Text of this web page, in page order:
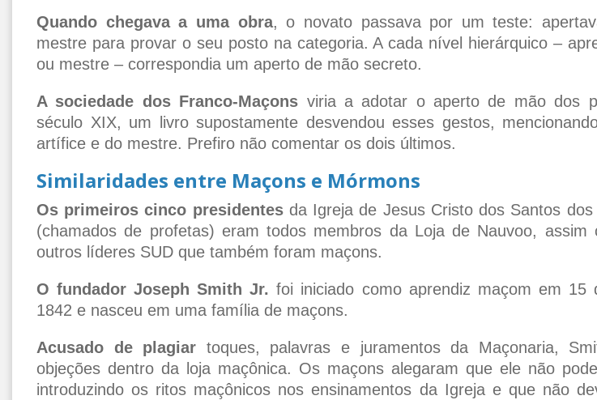
Quando chegava a uma obra, o novato passava por um teste:
mestre para provar o seu posto na categoria. A cada nível hierárquico –
ou mestre – correspondia um aperto de mão secreto.
A sociedade dos Franco-Maçons viria a adotar o aperto de mão dos
século XIX, um livro supostamente desvendou esses gestos,
artífice e do mestre. Prefiro não comentar os dois últimos.
Similaridades entre Maçons e Mórmons
Os primeiros cinco presidentesda Igreja de Jesus Cristo dos Santos dos
(chamados de profetas) eram todos membros da Loja de Nauvoo, assim
outros líderes SUD que também foram maçons.
O fundador Joseph Smith Jr. foi iniciado como aprendiz maçom em 15
1842 e nasceu em uma família de maçons.
Acusado de plagiar toques, palavras e juramentos da Maçonaria,
objeções dentro da loja maçônica. Os maçons alegaram que ele não
introduzindo os ritos maçônicos nos ensinamentos da Igreja e que não